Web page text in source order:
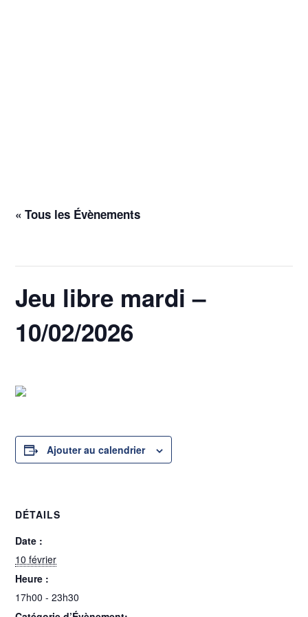
« Tous les Évènements
Jeu libre mardi –
10/02/2026
Ajouter au calendrier
DÉTAILS
Date :
10 février
Heure :
17h00 - 23h30